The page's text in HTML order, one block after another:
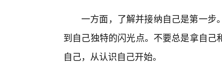
一方面，了解并接纳自己是第一步
到自己独特的闪光点。不要总是拿自
自己，从认识自己开始。